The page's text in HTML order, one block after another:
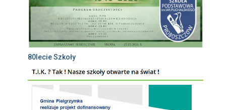
80lecie Szkoły